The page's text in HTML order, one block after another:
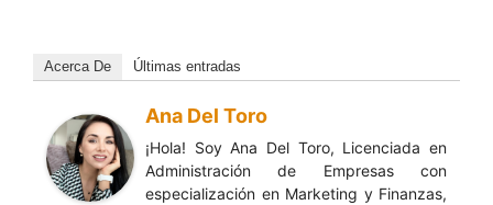
Acerca De Últimas entradas
Ana Del Toro
¡Hola! Soy Ana Del Toro, Licenciada en
Administración de Empresas con
especialización en Marketing y Finanzas,